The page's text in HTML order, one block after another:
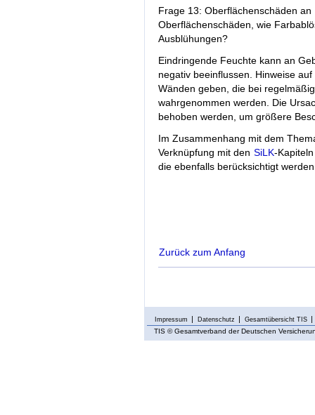
Frage 13: Oberflächenschäden
Oberflächenschäden, wie
Ausblühungen?
Eindringende Feuchte kann an
negativ beeinflussen. Hinweise
Wänden geben, die bei
wahrgenommen werden. Die
behoben werden, um größere
Im Zusammenhang mit dem
Verknüpfung mit den SiLK-Kapiteln
die ebenfalls berücksichtigt
Zurück zum Anfang
Impressum Datenschutz Gesamtübersicht TIS
TIS © Gesamtverband der Deutschen